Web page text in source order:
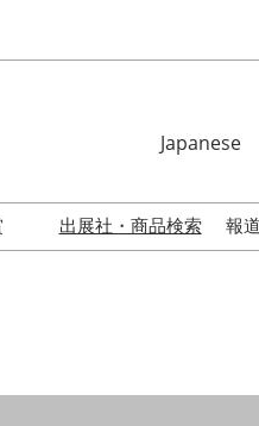
Japanese
English
出展社・商品検索 報